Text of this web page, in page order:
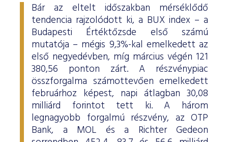
Bár az eltelt időszakban mérséklődő
tendencia rajzolódott ki, a BUX index – a
Budapesti Értéktőzsde első számú
mutatója – mégis 9,3%-kal emelkedett az
első negyedévben, míg március végén 121
380,56 ponton zárt. A részvénypiac
összforgalma számottevően emelkedett
februárhoz képest, napi átlagban 30,08
milliárd forintot tett ki. A három
legnagyobb forgalmú részvény, az OTP
Bank, a MOL és a Richter Gedeon